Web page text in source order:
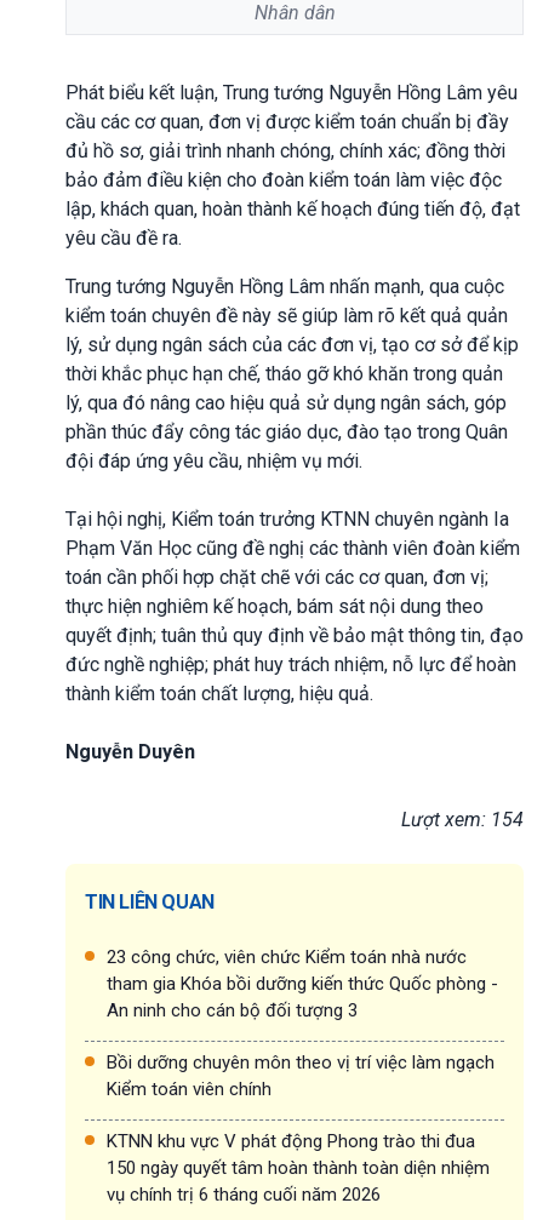
Nhân dân
Phát biểu kết luận, Trung tướng Nguyễn Hồng Lâm yêu
cầu các cơ quan, đơn vị được kiểm toán chuẩn bị đầy
đủ hồ sơ, giải trình nhanh chóng, chính xác; đồng thời
bảo đảm điều kiện cho đoàn kiểm toán làm việc độc
lập, khách quan, hoàn thành kế hoạch đúng tiến độ, đạt
yêu cầu đề ra.
Trung tướng Nguyễn Hồng Lâm nhấn mạnh, qua cuộc
kiểm toán chuyên đề này sẽ giúp làm rõ kết quả quản
lý, sử dụng ngân sách của các đơn vị, tạo cơ sở để kịp
thời khắc phục hạn chế, tháo gỡ khó khăn trong quản
lý, qua đó nâng cao hiệu quả sử dụng ngân sách, góp
phần thúc đẩy công tác giáo dục, đào tạo trong Quân
đội đáp ứng yêu cầu, nhiệm vụ mới.
Tại hội nghị, Kiểm toán trưởng KTNN chuyên ngành Ia
Phạm Văn Học cũng đề nghị các thành viên đoàn kiểm
toán cần phối hợp chặt chẽ với các cơ quan, đơn vị;
thực hiện nghiêm kế hoạch, bám sát nội dung theo
quyết định; tuân thủ quy định về bảo mật thông tin, đạo
đức nghề nghiệp; phát huy trách nhiệm, nỗ lực để hoàn
thành kiểm toán chất lượng, hiệu quả.
Nguyễn Duyên
Lượt xem: 154
TIN LIÊN QUAN
23 công chức, viên chức Kiểm toán nhà nước
tham gia Khóa bồi dưỡng kiến thức Quốc phòng -
An ninh cho cán bộ đối tượng 3
Bồi dưỡng chuyên môn theo vị trí việc làm ngạch
Kiểm toán viên chính
KTNN khu vực V phát động Phong trào thi đua
150 ngày quyết tâm hoàn thành toàn diện nhiệm
vụ chính trị 6 tháng cuối năm 2026